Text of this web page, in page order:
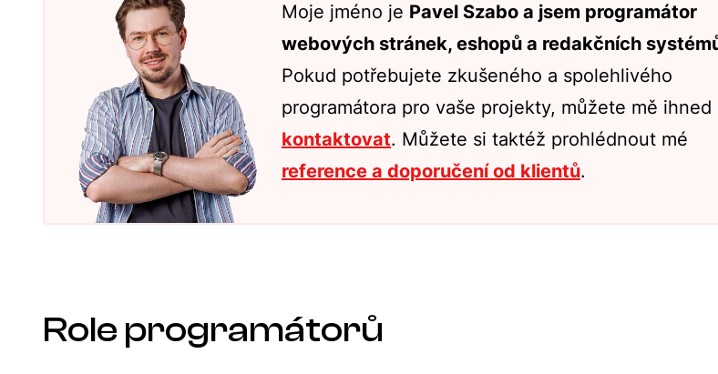
Moje jméno je Pavel Szabo a jsem programátor
webových stránek, eshopů a redakčních
Pokud potřebujete zkušeného a spolehlivého
programátora pro vaše projekty, můžete mě ihned
kontaktovat. Můžete si taktéž prohlédnout mé
reference a doporučení od klientů.
Role programátorů